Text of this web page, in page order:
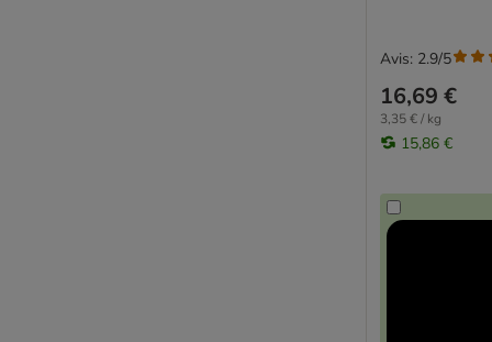
16,69 €
3,35 € / kg
15,86 €
Avis: 2.9/5